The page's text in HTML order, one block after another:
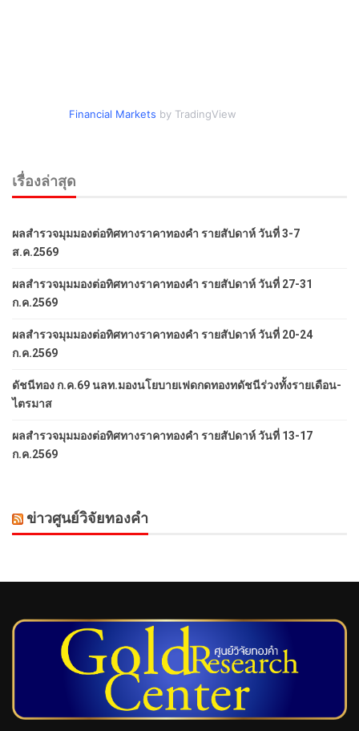
Financial Markets by TradingView
เรื่องล่าสุด
ผลสำรวจมุมมองต่อทิศทางราคาทองคำ รายสัปดาห์ วันที่ 3-7
ส.ค.2569
ผลสำรวจมุมมองต่อทิศทางราคาทองคำ รายสัปดาห์ วันที่ 27-31
ก.ค.2569
ผลสำรวจมุมมองต่อทิศทางราคาทองคำ รายสัปดาห์ วันที่ 20-24
ก.ค.2569
ดัชนีทอง ก.ค.69 นลท.มองนโยบายเฟดกดทองทดัชนีร่วงทั้งรายเดือน-
ไตรมาส
ผลสำรวจมุมมองต่อทิศทางราคาทองคำ รายสัปดาห์ วันที่ 13-17
ก.ค.2569
ข่าวศูนย์วิจัยทองคำ